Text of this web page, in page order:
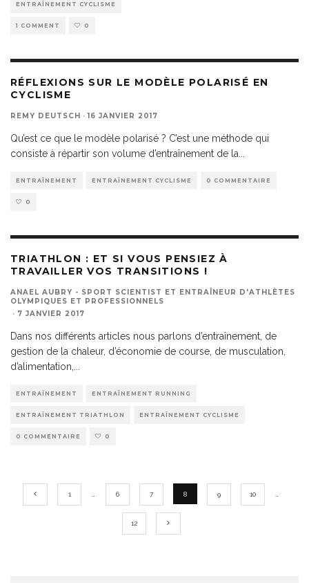
ENTRAÎNEMENT CYCLISME
1 COMMENT 0
RÉFLEXIONS SUR LE MODÈLE POLARISÉ EN
CYCLISME
REMY DEUTSCH · 16 JANVIER 2017
Qu’est ce que le modèle polarisé ? C’est une méthode qui
consiste à répartir son volume d’entraînement de la
ENTRAÎNEMENT ENTRAÎNEMENT CYCLISME 0 COMMENTAIRE
0
TRIATHLON : ET SI VOUS PENSIEZ À
TRAVAILLER VOS TRANSITIONS !
ANAEL AUBRY - SPORT SCIENTIST ET ENTRAÎNEUR D'ATHLÈTES
OLYMPIQUES ET PROFESSIONNELS
· 7 JANVIER 2017
Dans nos différents articles nous parlons d’entraînement, de
gestion de la chaleur, d’économie de course, de musculation,
d’alimentation,
ENTRAÎNEMENT ENTRAÎNEMENT RUNNING
ENTRAÎNEMENT TRIATHLON ENTRAÎNEMENT CYCLISME
0 COMMENTAIRE 0
1 6 7 8 9 10
12